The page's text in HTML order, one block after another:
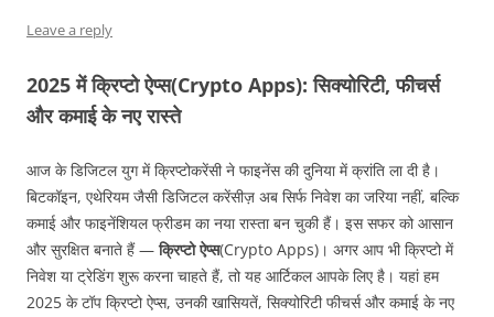
Leave a reply
2025 में क्रिप्टो ऐप्स(Crypto Apps): सिक्योरिटी, फीचर्स
और कमाई के नए रास्ते
आज के डिजिटल युग में क्रिप्टोकरेंसी ने फाइनेंस की दुनिया में क्रांति ला दी है।
बिटकॉइन, एथेरियम जैसी डिजिटल करेंसीज़ अब सिर्फ निवेश का जरिया नहीं, बल्कि
कमाई और फाइनेंशियल फ्रीडम का नया रास्ता बन चुकी हैं। इस सफर को आसान
और सुरक्षित बनाते हैं —क्रिप्टो ऐप्स(Crypto Apps)। अगर आप भी क्रिप्टो में
निवेश या ट्रेडिंग शुरू करना चाहते हैं, तो यह आर्टिकल आपके लिए है। यहां हम
2025 के टॉप क्रिप्टो ऐप्स, उनकी खासियतें, सिक्योरिटी फीचर्स और कमाई के नए